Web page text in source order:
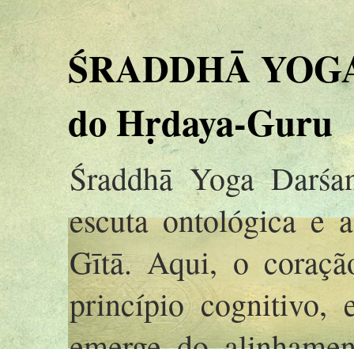
ŚRADDHĀ
do Hṛdaya-Guru
Śraddhā Yoga
escuta ontológica e
Gītā. Aqui, o
princípio cognitivo,